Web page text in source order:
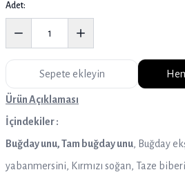
Adet:
Sepete ekleyin
Ürün Açıklaması
İçindekiler :
Buğday unu, Tam buğday unu, Buğday
yabanmersini, Kırmızı soğan, Taze